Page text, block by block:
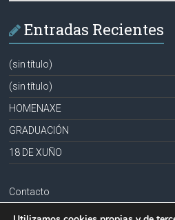
Entradas Recientes
(sin título)
(sin título)
HOMENAXE
GRADUACIÓN
18 DE XUÑO
Contacto
Aviso legal